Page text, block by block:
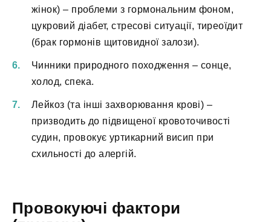
жінок) – проблеми з гормональним фоном,
цукровий діабет, стресові ситуації, тиреоїдит
(брак гормонів щитовидної залози).
Чинники природного походження – сонце,
холод, спека.
Лейкоз (та інші захворювання крові) –
призводить до підвищеної кровоточивості
судин, провокує уртикарний висип при
схильності до алергій.
Провокуючі фактори